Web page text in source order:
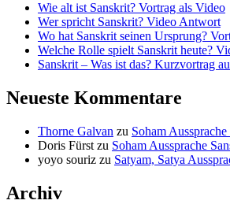
Wie alt ist Sanskrit? Vortrag als Video
Wer spricht Sanskrit? Video Antwort
Wo hat Sanskrit seinen Ursprung?
Welche Rolle spielt Sanskrit heute?
Sanskrit – Was ist das? Kurzvortrag
Neueste Kommentare
Thorne Galvan zu Soham
Doris Fürst zu Soham Aussprache
yoyo souriz zu Satyam, Satya
Archiv